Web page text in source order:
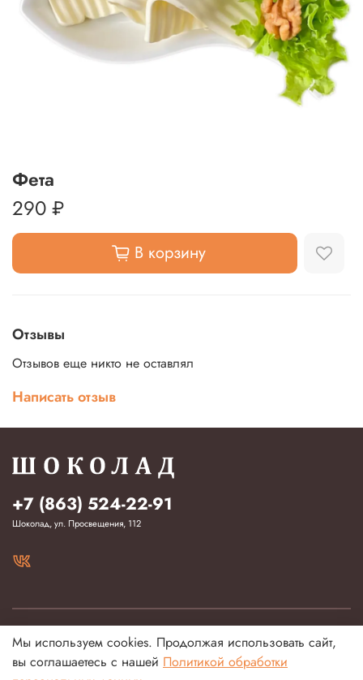
Фета
290 ₽
В корзину
Отзывы
Отзывов еще никто не оставлял
Написать отзыв
Покупателям
+7 (863) 524-22-91
Шоколад, ул. Просвещения, 112
Мы используем cookies. Продолжая использовать сайт,
вы соглашаетесь с нашей Политикой обработки